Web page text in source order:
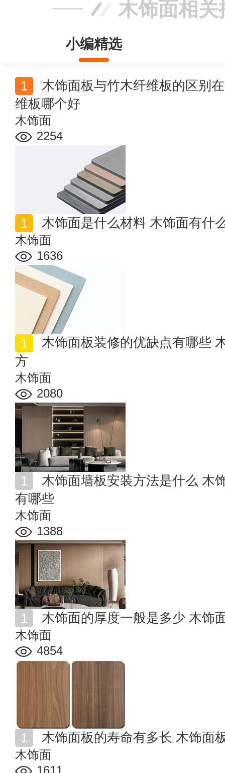
木饰面相关
小编精选
维板哪个好
木饰面
2254
木饰面是什么材料 木饰面有什
木饰面
1636
方
木饰面
2080
有哪些
木饰面
1388
木饰面的厚度一般是多少 木饰
木饰面
4854
木饰面板的寿命有多长 木饰面
木饰面
1611